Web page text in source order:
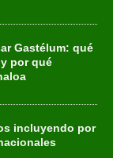
Gastélum: qué
por qué
incluyendo por